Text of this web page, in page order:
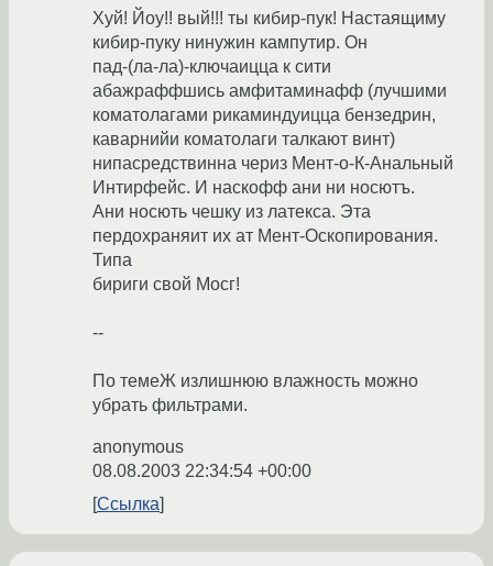
Хуй! Йоу!! вый!!! ты кибир-пук! Настаящиму
кибир-пуку нинужин кампутир. Он
пад-(ла-ла)-ключаицца к сити
абажраффшись амфитаминафф (лучшими
коматолагами рикаминдуицца бензедрин,
каварнийи коматолаги талкают винт)
нипасредствинна чериз Мент-о-К-Анальный
Интирфейс. И наскофф ани ни носютъ.
Ани носють чешку из латекса. Эта
пердохраняит их ат Мент-Оскопирования.
Типа
бириги свой Мосг!
--
По темеЖ излишнюю влажность можно
убрать фильтрами.
anonymous
08.08.2003 22:34:54 +00:00
Ссылка